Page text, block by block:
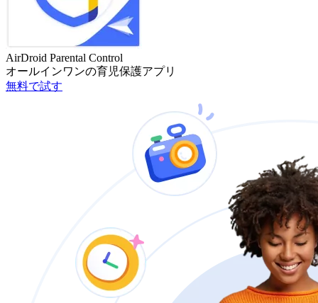
AirDroid Parental Control
オールインワンの育児保護アプリ
無料で試す